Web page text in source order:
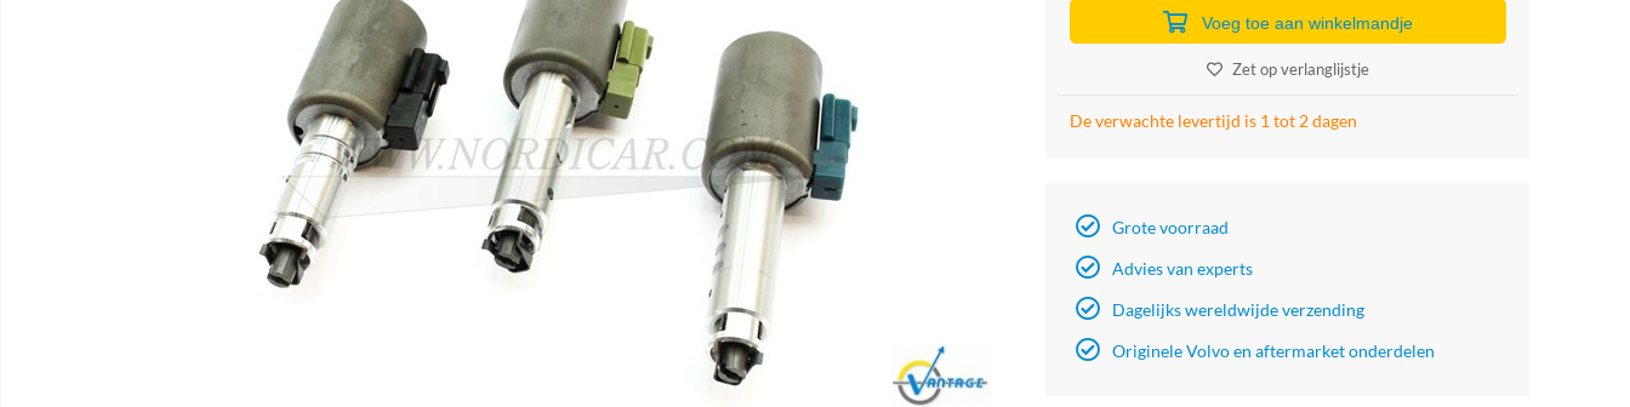
Brand
Voeg toe aan winkelmandje
Zet op verlanglijstje
De verwachte levertijd is 1 tot 2 dagen
Grote voorraad
Advies van experts
Dagelijks wereldwijde verzending
Originele Volvo en aftermarket onderdelen